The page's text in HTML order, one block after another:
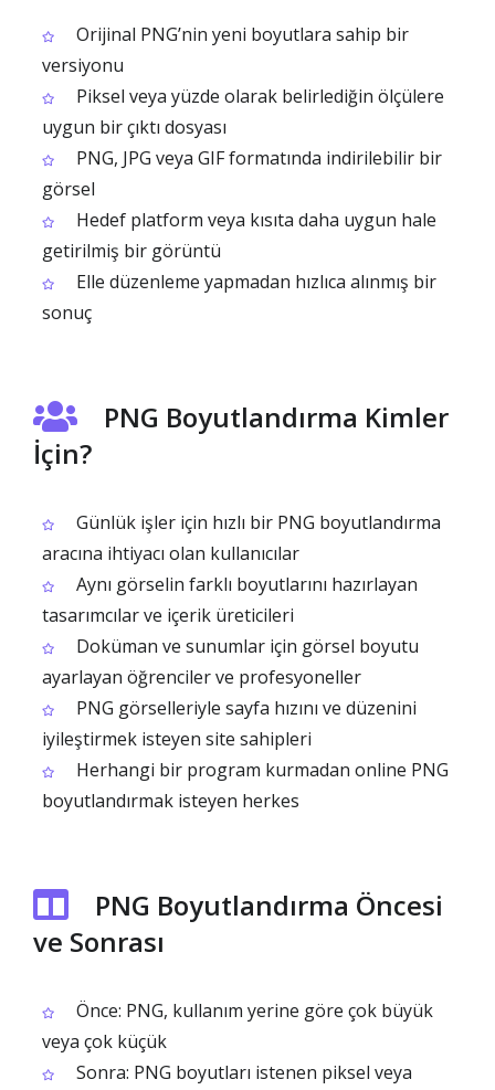
Orijinal PNG’nin yeni boyutlara sahip bir
versiyonu
Piksel veya yüzde olarak belirlediğin ölçülere
uygun bir çıktı dosyası
PNG, JPG veya GIF formatında indirilebilir bir
görsel
Hedef platform veya kısıta daha uygun hale
getirilmiş bir görüntü
Elle düzenleme yapmadan hızlıca alınmış bir
sonuç
PNG Boyutlandırma Kimler
İçin?
Günlük işler için hızlı bir PNG boyutlandırma
aracına ihtiyacı olan kullanıcılar
Aynı görselin farklı boyutlarını hazırlayan
tasarımcılar ve içerik üreticileri
Doküman ve sunumlar için görsel boyutu
ayarlayan öğrenciler ve profesyoneller
PNG görselleriyle sayfa hızını ve düzenini
iyileştirmek isteyen site sahipleri
Herhangi bir program kurmadan online PNG
boyutlandırmak isteyen herkes
PNG Boyutlandırma Öncesi
ve Sonrası
Önce: PNG, kullanım yerine göre çok büyük
veya çok küçük
Sonra: PNG boyutları istenen piksel veya